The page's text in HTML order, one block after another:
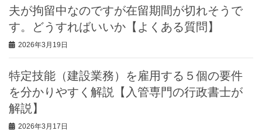
夫が拘留中なのですが在留期間が切れそうで
す。どうすればいいか【よくある質問】
2026年3月19日
特定技能（建設業務）を雇用する５個の要件
を分かりやすく解説【入管専門の行政書士が
解説】
2026年3月17日